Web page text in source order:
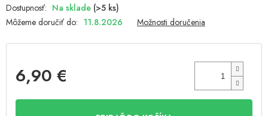
Na sklade (>5 ks)
Môžeme doručiť do: 11.8.2026 Možnosti doručenia
6,90 €